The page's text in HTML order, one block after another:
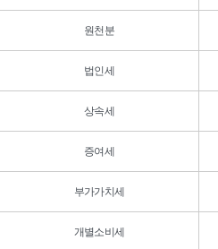
원천분
법인세
상속세
증여세
부가가치세
개별소비세